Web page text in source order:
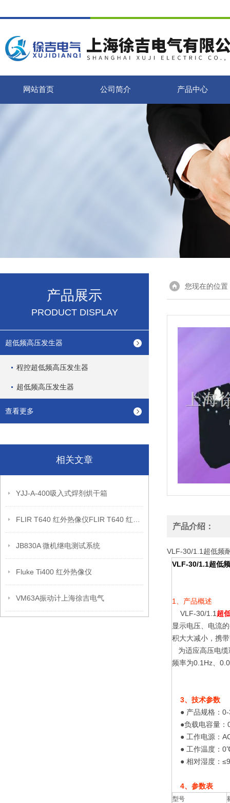
网站首页 公司简介 产品中心
产品展示
PRODUCT DISPLAY
超低频高压发生器
程控超低频高压发生器
超低频高压发生器
查看更多
相关文章
YJJ-A-400吸入式焊剂烘干箱
JB830A 微机继电测试系统
Fluke Ti400 红外热像仪
VM63A振动计上海徐吉电气
您现在的位置
产品介绍：
VLF-30/1.1超低频
VLF-30/1.1超低
1、产品概述
VLF-30/1.1 超
显示电压、电流
积大大减小，携
为适应高压电缆
频率为0.1Hz、
3、技术参数
● 产品规格：0-
●负载电容量：
● 工作电源：
● 工作温度：
● 相对湿度：
4、参数表
型号